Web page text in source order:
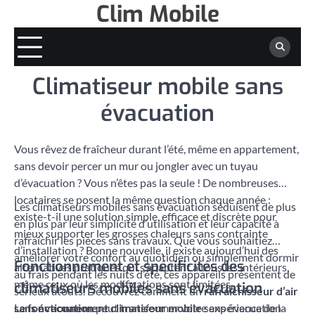
content
Clim Mobile
Climatiseur mobile sans
évacuation
Vous rêvez de fraîcheur durant l’été, même en appartement,
sans devoir percer un mur ou jongler avec un tuyau
d’évacuation ? Vous n’êtes pas la seule ! De nombreuses
locataires se posent la même question chaque année :
existe-t-il une solution simple, efficace et discrète pour
mieux supporter les grosses chaleurs sans contrainte
d’installation ? Bonne nouvelle, il existe aujourd’hui des
alternatives pratiques qui s’adaptent à tous les intérieurs,
même ceux où les modifications sont limitées.
Les climatiseurs mobiles sans évacuation séduisent de plus
en plus par leur simplicité d’utilisation et leur capacité à
rafraîchir les pièces sans travaux. Que vous souhaitiez
améliorer votre confort au quotidien ou simplement dormir
au frais pendant les nuits d’été, ces appareils présentent de
sérieux atouts. Découvrez comment unrafraîchisseur d’air
sans évacuationpeut transformer votre expérience de la
Fonctionnement et spécificités des
climatiseurs mobiles sans évacuation
Lefonctionnement climatiseur mobilesans évacuation